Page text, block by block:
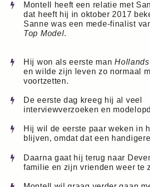
Montell heeft een relatie met
dat heeft hij in oktober 2017
Sanne was een mede-finalist
Top Model.
Hij won als eerste man
en wilde zijn leven zo normaal
voortzetten.
De eerste dag kreeg hij al veel
interviewverzoeken en
Hij wil de eerste paar weken in
blijven, omdat dat een
Daarna gaat hij terug naar
familie en zijn vrienden weer te